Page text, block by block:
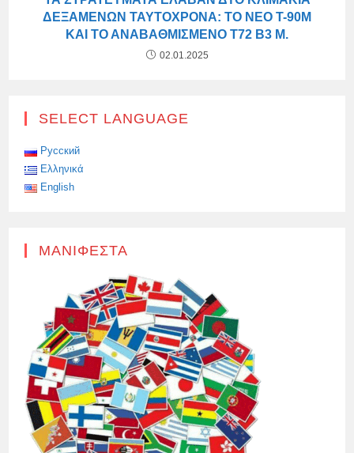
ΔΕΞΑΜΕΝΏΝ ΤΑΥΤΌΧΡΟΝΑ: ΤΟ ΝΈΟ T-90M
ΚΑΙ ΤΟ ΑΝΑΒΑΘΜΙΣΜΈΝΟ T72 B3 M.
02.01.2025
SELECT LANGUAGE
Русский
Ελληνικά
English
ΜΑΝΙΦΈΣΤΑ